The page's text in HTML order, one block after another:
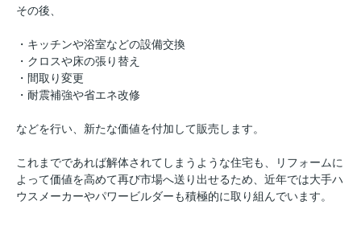
その後、
・キッチンや浴室などの設備交換
・クロスや床の張り替え
・間取り変更
・耐震補強や省エネ改修
などを行い、新たな価値を付加して販売します。
これまでであれば解体されてしまうような住宅も、リフォームに
よって価値を高めて再び市場へ送り出せるため、近年では大手ハ
ウスメーカーやパワービルダーも積極的に取り組んでいます。